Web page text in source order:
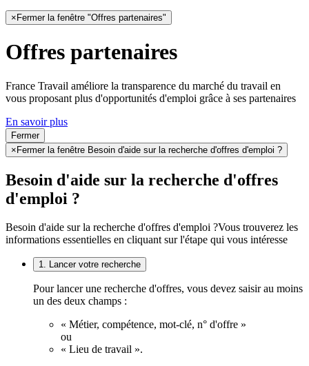
× Fermer la fenêtre "Offres partenaires"
Offres partenaires
France Travail améliore la transparence du marché du travail en
vous proposant plus d'opportunités d'emploi grâce à ses partenaires
En savoir plus
Fermer
×Fermer la fenêtre Besoin d'aide sur la recherche d'offres d'emploi ?
Besoin d'aide sur la recherche d'offres
d'emploi ?
Besoin d'aide sur la recherche d'offres d'emploi ?Vous trouverez les
informations essentielles en cliquant sur l'étape qui vous intéresse
1. Lancer votre recherche
Pour lancer une recherche d'offres, vous devez saisir au moins
un des deux champs :
« Métier, compétence, mot-clé, n° d'offre »
ou
« Lieu de travail ».